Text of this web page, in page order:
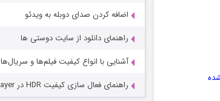
اضافه کردن صدای دوبله به ویدئو
راهنمای دانلود از سایت دوستی ها
آشنایی با انواع کیفیت فیلم‌ها و سریال‌ها
راهنمای فعال سازی کیفیت HDR در PotPlayer